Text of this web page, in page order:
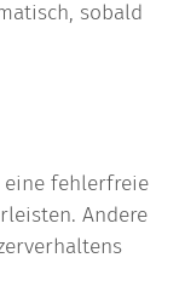
sobald
eine fehlerfreie
Andere